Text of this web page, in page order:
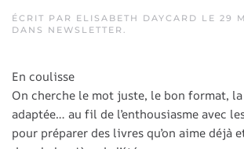
ÉCRIT PAR ELISABETH DAYCARD LE 29
DANS NEWSLETTER .
En coulisse
On cherche le mot juste, le bon format,
adaptée… au fil de l’enthousiasme avec
pour préparer des livres qu’on aime déjà